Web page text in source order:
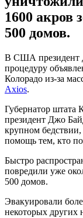
1600 акров
500 домов.
В США президент
процедуру
Колорадо из-за
Axios.
Губернатор штата
президент Джо
крупном бедствии,
помощь тем, кто
Быстро
повредили уже
500 домов.
Эвакуировали
некоторых других